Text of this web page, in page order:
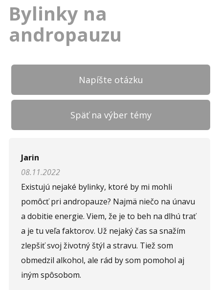
Bylinky na
andropauzu
Napíšte otázku
Späť na výber témy
Napíšte otázku
Meno (*)
Komentár (*)
Opíšte prvé 4 písmená zo slova "
Jarin
08.11.2022
Existujú nejaké bylinky, ktoré by mi mohli
pomôcť pri andropauze? Najmä niečo na únavu
a dobitie energie. Viem, že je to beh na dlhú trať
a je tu veľa faktorov. Už nejaký čas sa snažím
zlepšiť svoj životný štýl a stravu. Tiež som
obmedzil alkohol, ale rád by som pomohol aj
iným spôsobom.